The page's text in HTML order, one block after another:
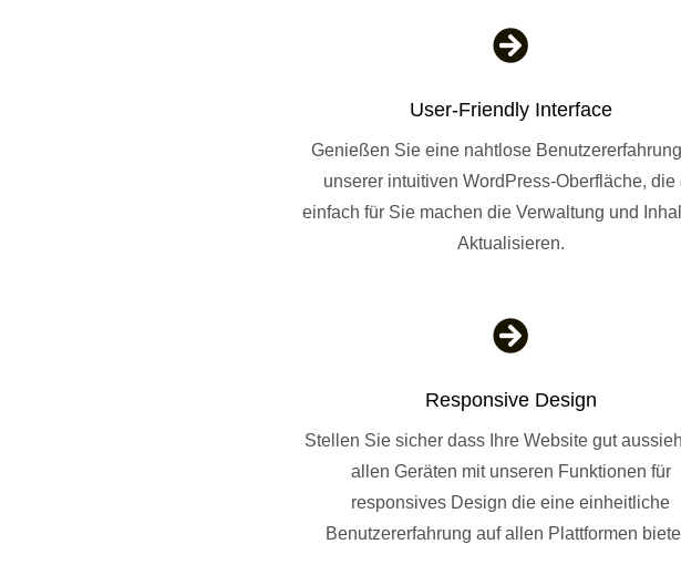

User-Friendly Interface
Genießen Sie eine nahtlose
unserer intuitiven WordPress-Oberfläche, die
einfach für Sie machen die Verwaltung und
Aktualisieren.

Responsive Design
Stellen Sie sicher dass Ihre Website gut
allen Geräten mit unseren Funktionen für
responsives Design die eine einheitliche
Benutzererfahrung auf allen Plattformen